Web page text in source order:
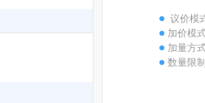
议价模
加价模
加量方
数量限